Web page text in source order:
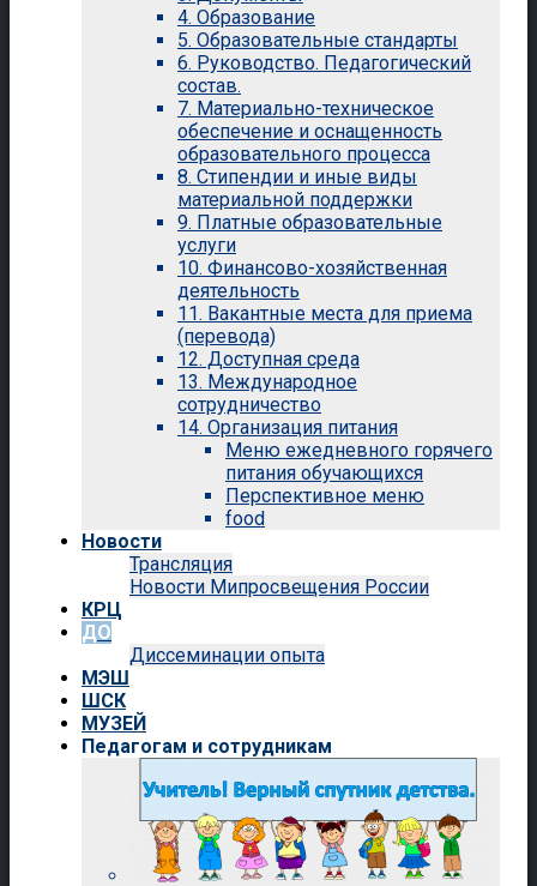
4. Образование
5. Образовательные стандарты
6. Руководство. Педагогический
состав.
7. Материально-техническое
обеспечение и оснащенность
образовательного процесса
8. Стипендии и иные виды
материальной поддержки
9. Платные образовательные
услуги
10. Финансово-хозяйственная
деятельность
11. Вакантные места для приема
(перевода)
12. Доступная среда
13. Международное
сотрудничество
14. Организация питания
Меню ежедневного горячего
питания обучающихся
Перспективное меню
food
Новости
Трансляция
Новости Мипросвещения России
КРЦ
ДО
Диссеминации опыта
МЭШ
ШСК
МУЗЕЙ
Педагогам и сотрудникам